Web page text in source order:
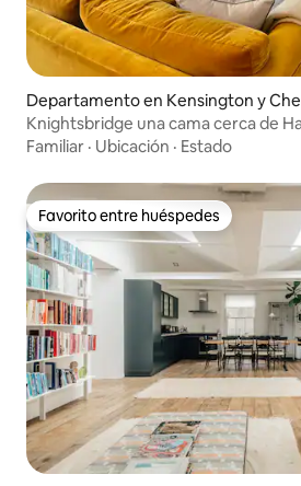
Departamento en Kensington y
Knightsbridge una cama cerca de
Familiar · Ubicación · Estado
Favorito entre huéspedes
Favorito entre huéspedes